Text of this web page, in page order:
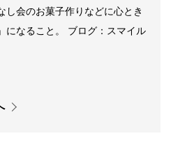
し会のお菓子作りなどに心とき
になること。 ブログ：スマイル